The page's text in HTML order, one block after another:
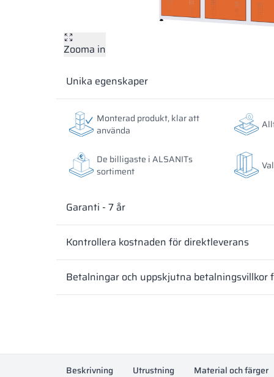
Zooma in
Unika egenskaper
Monterad produkt, klar att
använda
De billigaste i ALSANITs
sortiment
Garanti - 7 år
Kontrollera kostnaden för direktleverans
Betalningar och uppskjutna betalningsvillkor
Beskrivning Utrustning Material och färger
Färgerna på materialen enligt RAL-klassificering är
avvika från de faktiska beroende på skärmens
Färgerna på materialen enligt RAL-klassificering är
avvika från de faktiska beroende på skärmens